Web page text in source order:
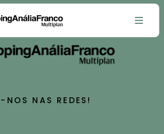
NOS NAS REDES!